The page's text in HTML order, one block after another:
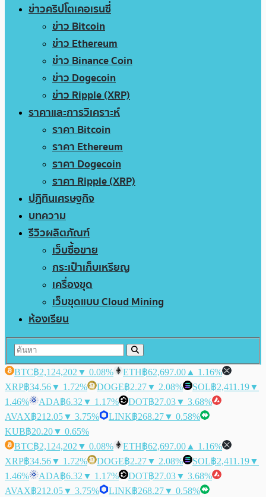
ข่าวคริปโตเคอเรนซี่
ข่าว Bitcoin
ข่าว Ethereum
ข่าว Binance Coin
ข่าว Dogecoin
ข่าว Ripple (XRP)
ราคาและการวิเคราะห์
ราคา Bitcoin
ราคา Ethereum
ราคา Dogecoin
ราคา Ripple (XRP)
ปฏิทินเศรษฐกิจ
บทความ
รีวิวผลิตภัณฑ์
เว็บซื้อขาย
กระเป๋าเก็บเหรียญ
เครื่องขุด
เว็บขุดแบบ Cloud Mining
ห้องเรียน
BTC฿2,124,202 ▼ 0.08% ETH฿62,697.00 ▲ 1.16%
XRP฿34.56▼ 1.72% DOGE฿2.27▼ 2.08% SOL฿2,411.19▼
1.46%
ADA฿6.32 ▼ 1.17% DOT฿27.03▼ 3.68%
AVAX฿212.05▼ 3.75% LINK฿268.27▼ 0.58%
KUB฿20.20▼ 0.65%
BTC฿2,124,202 ▼ 0.08% ETH฿62,697.00 ▲ 1.16%
XRP฿34.56▼ 1.72% DOGE฿2.27▼ 2.08% SOL฿2,411.19▼
1.46%
ADA฿6.32 ▼ 1.17% DOT฿27.03▼ 3.68%
AVAX฿212.05▼ 3.75% LINK฿268.27▼ 0.58%